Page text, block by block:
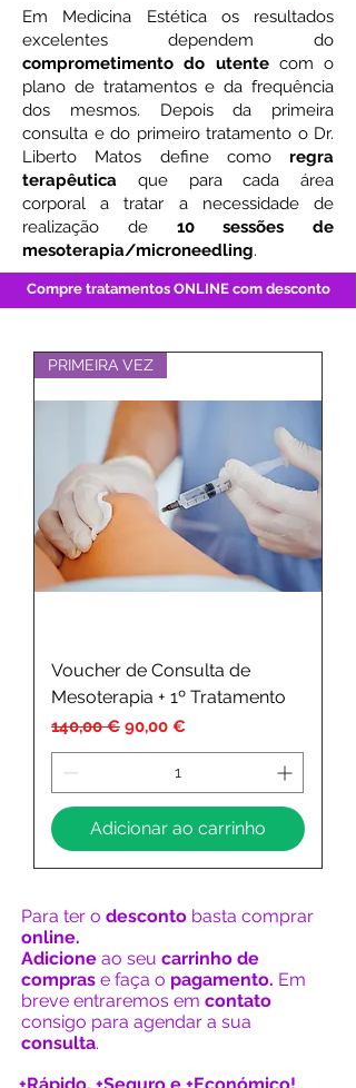
Em Medicina Estética os resultados
excelentes dependem do
comprometimento do utentecom o
plano de tratamentos e da frequência
dos mesmos. Depois da primeira
consulta e do primeiro tratamento o Dr.
Liberto Matos define como regra
terapêutica que para cada área
corporal a tratar a necessidade de
realização de 10 sessões de
mesoterapia/microneedling.
Compre tratamentos ONLINE com desconto
PRIMEIRA VEZ
Voucher de Consulta de
Mesoterapia + 1º Tratamento
Preço normal
140,00 € Preço promocional
90,00 €
Adicionar ao carrinho
Para ter o desconto basta comprar
online.
Adicione ao seu carrinho de
compras e faça o pagamento. Em
breve entraremos em contato
consigo para agendar a sua
consulta.